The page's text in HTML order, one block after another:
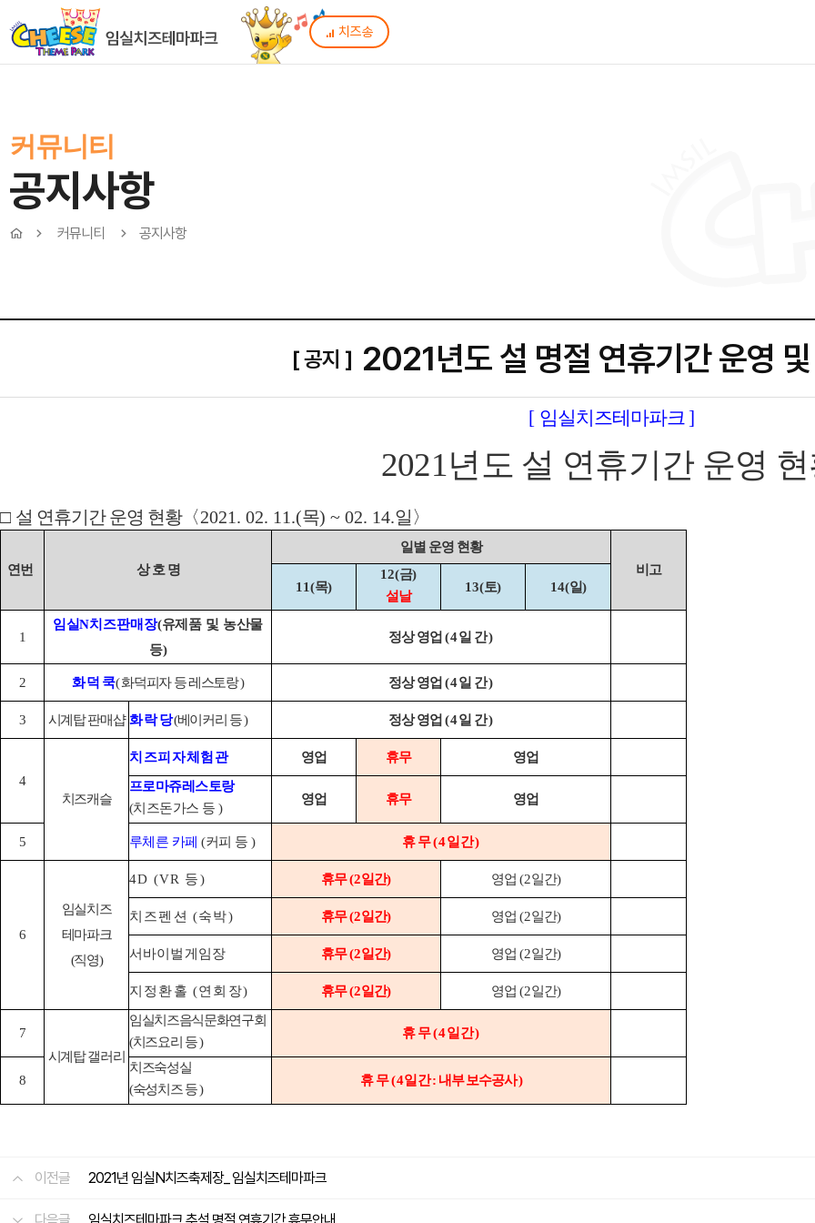
치즈송
커뮤니티
공지사항
커뮤니티 공지사항
[ 공지 ] 2021년도 설 명절 연휴기간 운영
[ 임실치즈테마파크]
2021년도 설 연휴기간 운영
□ 설 연휴기간 운영 현황〈2021. 02. 11.(목) ~ 02. 14.일 〉
연번 상 호 명
일별 운영 현황
비고
11(목)
12(금)
설날
13(토) 14(일)
1
임실N치즈판매장(유제품 및 농산물
등)
정상 영업 (4일간)
2 화 덕 쿡(화덕피자 등 레스토랑) 정상 영업 (4일간)
3 시계탑 판매샵 화 락 당(베이커리 등) 정상 영업 (4일간)
4
치즈캐슬
치즈피자체험관 영업 휴무
영업
프로마쥬레스토랑
(치즈돈가스 등)
영업 휴무 영업
5 루체른 카페 (커피 등) 휴 무(4일간)
6
임실치즈
테마파크
(직영)
4D (VR 등) 휴무(2일간) 영업 (2일간)
치즈펜션 (숙박) 휴무(2일간) 영업 (2일간)
서바이벌게임장 휴무(2일간) 영업 (2일간)
지정환홀 (연회장) 휴무(2일간) 영업 (2일간)
7
시계탑 갤러리
임실치즈음식문화연구회
(치즈요리 등)
휴 무(4일간)
8
치즈숙성실
(숙성치즈 등)
휴 무(4일간: 내부 보수공사)
이전글 2021년 임실N치즈축제장_ 임실치즈테마파크